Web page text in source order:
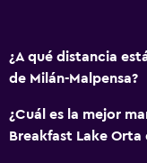
¿A qué distancia
de Milán-Malpensa?
¿Cuál es la mejor
Breakfast Lake Orta